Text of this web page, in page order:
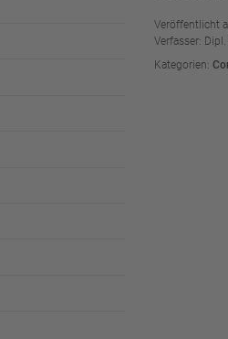
Veröffentlicht
Verfasser:
Kategorien: